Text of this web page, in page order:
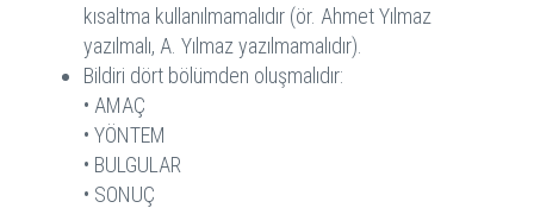
kısaltma kullanılmamalıdır (ör. Ahmet Yılmaz
yazılmalı, A. Yılmaz yazılmamalıdır).
Bildiri dört bölümden oluşmalıdır:
• AMAÇ
• YÖNTEM
• BULGULAR
• SONUÇ